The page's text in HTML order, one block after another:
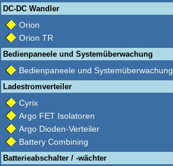
DC-DC Wandler
Orion
Orion TR
Bedienpaneele und Systemüberwachung
Bedienpaneele und Systemüberwachung
Ladestromverteiler
Cyrix
Argo FET Isolatoren
Argo Dioden-Verteiler
Battery Combining
Batterieabschalter / -wächter